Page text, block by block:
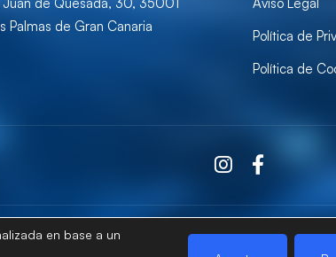
Palmas de Gran Canaria
Política de
Política de
Canaria · ULPGC
en base a un